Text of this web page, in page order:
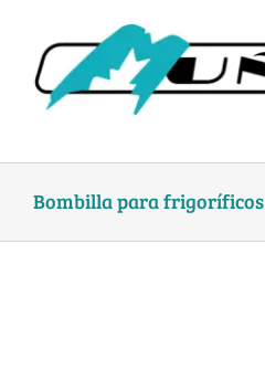
content
Bombilla para frigoríficos